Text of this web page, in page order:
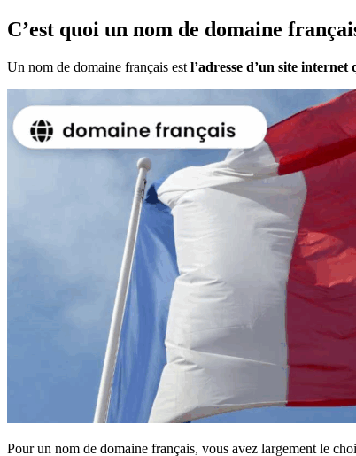
C’est quoi un nom de domaine
Un nom de domaine français est l’adresse d’un site
Pour un nom de domaine français, vous avez largement le